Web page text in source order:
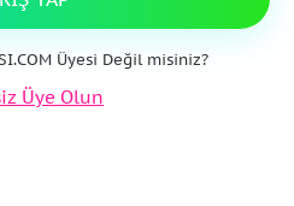
Üyesi Değil misiniz?
Üye Olun